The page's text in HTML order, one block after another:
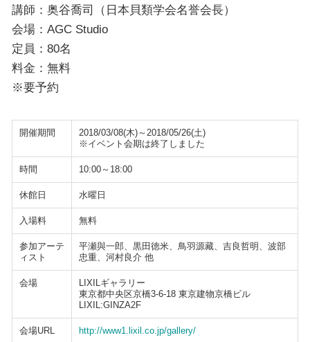
講師：奥谷喬司（日本貝類学会名誉会長）
会場：AGC Studio
定員：80名
料金：無料
※要予約
開催期間
2018/03/08(木)～2018/05/26(土)
※イベント会期は終了しました
時間 10:00～18:00
休館日 水曜日
入場料 無料
参加アーテ
ィスト
平瀬與一郎、黒田徳米、鳥羽源藏、吉良哲明、波部
忠重、河村良介 他
会場
LIXILギャラリー
東京都中央区京橋3-6-18 東京建物京橋ビル
LIXIL:GINZA2F
会場URL http://www1.lixil.co.jp/gallery/